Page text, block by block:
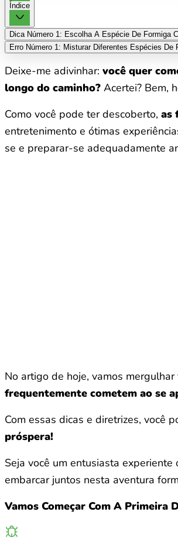
Índice
Dica Número 1: Escolha A Espécie De Formiga
Erro Número 1: Misturar Diferentes Espécies De
Deixe-me adivinhar: você quer
longo do caminho? Acertei? Bem,
Como você pode ter descoberto, as
entretenimento e ótimas
se e preparar-se adequadamente
No artigo de hoje, vamos
frequentemente cometem ao se
Com essas dicas e diretrizes, você
próspera!
Seja você um entusiasta
embarcar juntos nesta aventura
Vamos Começar Com A Primeira